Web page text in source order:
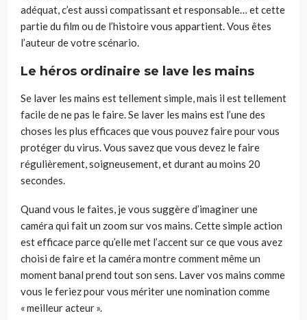
adéquat, c’est aussi compatissant et responsable… et cette
partie du film ou de l’histoire vous appartient. Vous êtes
l’auteur de votre scénario.
Le héros ordinaire se lave les mains
Se laver les mains est tellement simple, mais il esttellement
facile de ne pas le faire. Se laver les mains est l’une des
choses les plus efficaces que vous pouvez faire pour vous
protéger du virus. Vous savez que vous devez le faire
régulièrement, soigneusement, etdurantau moins 20
secondes.
Quand vous le faites, je vous suggère d’imaginer une
caméra qui fait un zoom sur vos mains. Cette simple action
est efficace parce qu’elle met l’accent surce que vous avez
choisi de faireet la caméra montre comment même un
moment banal prend tout son sens. Laver vos mains comme
vous le feriez pour vous mériter une nomination comme
« meilleur acteur ».